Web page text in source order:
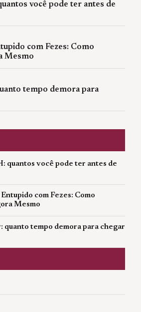
você pode ter antes de
com Fezes: Como
Mesmo
tempo demora para
quantos você pode ter antes de
com Fezes: Como
Mesmo
quanto tempo demora para chegar